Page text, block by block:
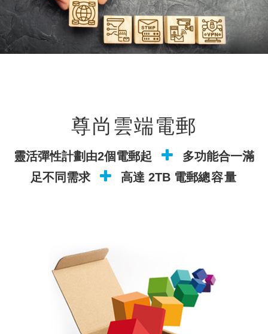
尊尚雲端電郵
靈活彈性計劃由2個電郵起
多功能合一滿
足不同需求
高達 2TB 電郵總容量